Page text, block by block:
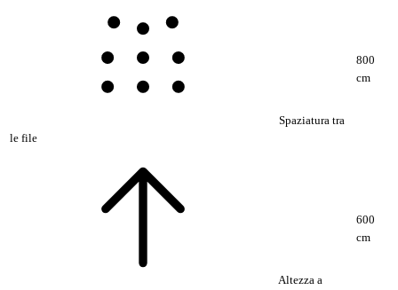
Spaziatura tra
le file
800
cm
Altezza a
600
cm